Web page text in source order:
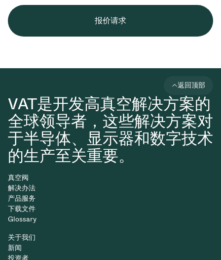
报价请求
VAT是开发高真空解决方案的
全球领导者，这些解决方案对
于半导体、显示器和数字技术
的生产至关重要。
返回顶部
真空阀
解决办法
产品服务
下载文件
Glossary
关于我们
新闻
投资者